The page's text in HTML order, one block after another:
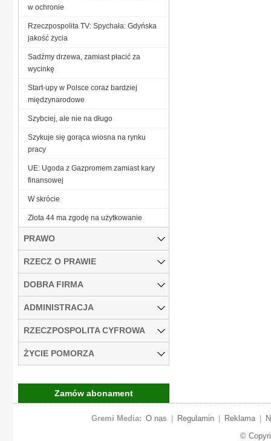
w ochronie
Rzeczpospolita TV: Spychała: Gdyńska
jakość życia
Sadźmy drzewa, zamiast płacić za
wycinkę
Start-upy w Polsce coraz bardziej
międzynarodowe
Szybciej, ale nie na długo
Szykuje się gorąca wiosna na rynku
pracy
UE: Ugoda z Gazpromem zamiast kary
finansowej
W skrócie
Złota 44 ma zgodę na użytkowanie
PRAWO
RZECZ O PRAWIE
DOBRA FIRMA
ADMINISTRACJA
RZECZPOSPOLITA CYFROWA
ŻYCIE POMORZA
Zamów abonament
Gremi Media: O nas Regulamin Reklama
©